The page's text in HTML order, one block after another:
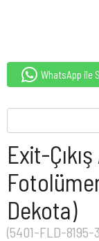
WhatsApp ile
Exit-
Dekota)
(5401-FLD-8195-